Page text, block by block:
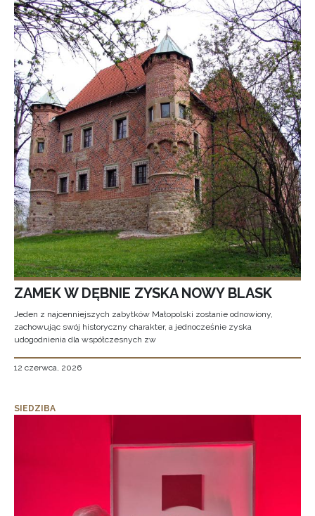
ZAMEK W DĘBNIE ZYSKA NOWY BLASK
Jeden z najcenniejszych zabytków Małopolski zostanie odnowiony,
zachowując swój historyczny charakter, a jednocześnie zyska
udogodnienia dla współczesnych zw
12 czerwca, 2026
SIEDZIBA